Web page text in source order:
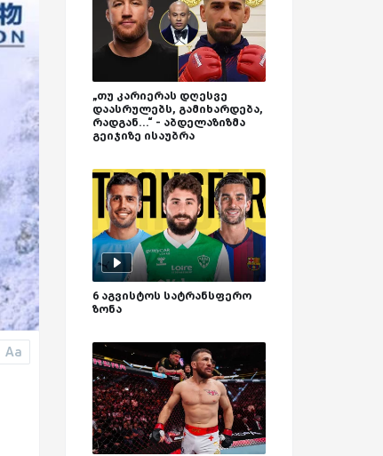
Aa
„თუ კარიერას დღესვე
დაასრულებს, გამიხარდება,
რადგან...“ - აბდელაზიზმა
გეიჯიზე ისაუბრა
6 აგვისტოს სატრანსფერო
ზონა